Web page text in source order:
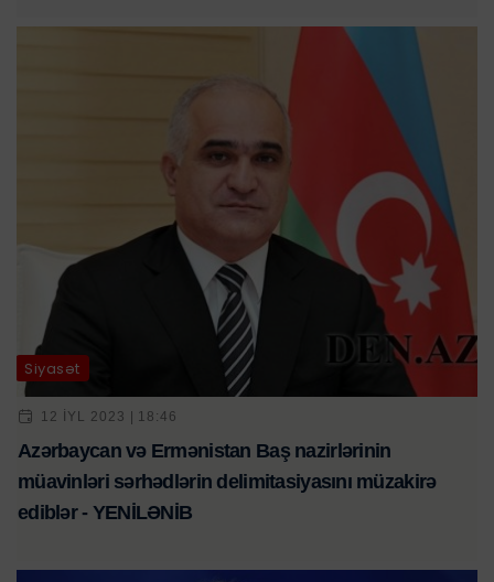
Siyasət
12 IYL 2023 | 18:46
Azərbaycan və Ermənistan Baş nazirlərinin
müavinləri sərhədlərin delimitasiyasını müzakirə
ediblər - YENİLƏNİB